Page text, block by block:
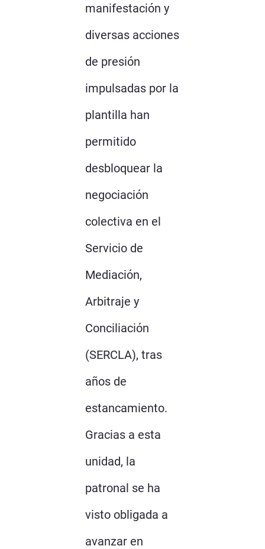
manifestación y
diversas acciones
de presión
impulsadas por la
plantilla han
permitido
desbloquear la
negociación
colectiva en el
Servicio de
Mediación,
Arbitraje y
Conciliación
(SERCLA), tras
años de
estancamiento.
Gracias a esta
unidad, la
patronal se ha
visto obligada a
avanzar en